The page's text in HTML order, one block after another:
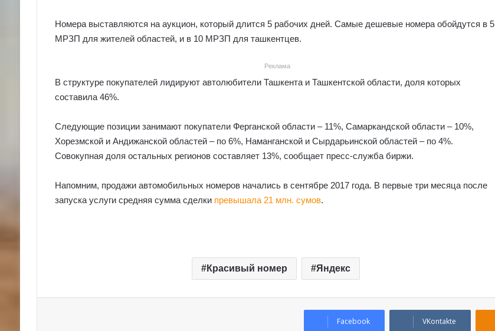
Номера выставляются на аукцион, который длится 5 рабочих дней. Самые дешевые номера обойдутся в 5
МРЗП для жителей областей, и в 10 МРЗП для ташкентцев.
Реклама
В структуре покупателей лидируют автолюбители Ташкента и Ташкентской области, доля которых
составила 46%.
Следующие позиции занимают покупатели Ферганской области – 11%, Самаркандской области – 10%,
Хорезмской и Андижанской областей – по 6%, Наманганской и Сырдарьинской областей – по 4%.
Совокупная доля остальных регионов составляет 13%, сообщает пресс-служба биржи.
Напомним, продажи автомобильных номеров начались в сентябре 2017 года. В первые три месяца после
запуска услуги средняя сумма сделки превышала 21 млн. сумов.
Красивый номер Яндекс
Facebook VKontakte